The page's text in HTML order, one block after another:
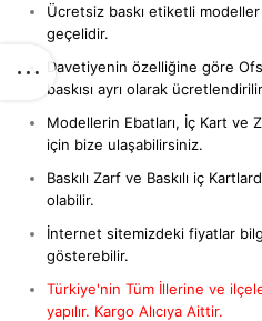
Ücretsiz baskı etiketli
geçelidir.
Davetiyenin özelliğine göre
baskısı ayrı olarak
Modellerin Ebatları, İç Kart ve
için bize ulaşabilirsiniz.
Baskılı Zarf ve Baskılı iç
olabilir.
İnternet sitemizdeki fiyatlar bilgi
gösterebilir.
Türkiye'nin Tüm İllerine ve
yapılır. Kargo Alıcıya Aittir.